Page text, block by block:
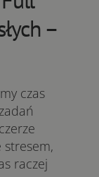
–
czas
stresem,
raczej